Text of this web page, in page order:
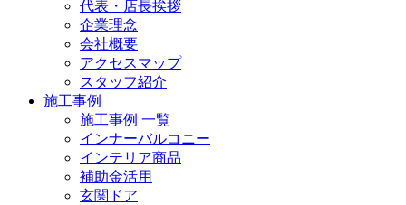
代表・店長挨拶
企業理念
会社概要
アクセスマップ
スタッフ紹介
施工事例
施工事例 一覧
インナーバルコニー
インテリア商品
補助金活用
玄関ドア